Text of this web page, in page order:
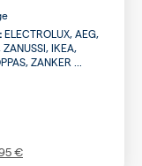
ELECTROLUX, AEG,
ZANUSSI, IKEA,
ZANKER ...
€